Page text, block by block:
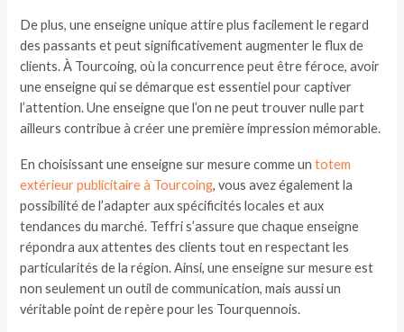
De plus, une enseigne unique attire plus facilement le regard
des passants et peut significativement augmenter le flux de
clients. À Tourcoing, où la concurrence peut être féroce, avoir
une enseigne qui se démarque est essentiel pour captiver
l’attention. Une enseigne que l’on ne peut trouver nulle part
ailleurs contribue à créer une première impression mémorable.
En choisissant une enseigne sur mesure comme untotem
extérieur publicitaire à Tourcoing, vous avez également la
possibilité de l’adapter aux spécificités locales et aux
tendances du marché. Teffri s’assure que chaque enseigne
répondra aux attentes des clients tout en respectant les
particularités de la région. Ainsi, une enseigne sur mesure est
non seulement un outil de communication, mais aussi un
véritable point de repère pour les Tourquennois.